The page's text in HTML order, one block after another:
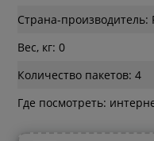
Страна-производитель:
Вес, кг: 0
Количество пакетов: 4
Где посмотреть: